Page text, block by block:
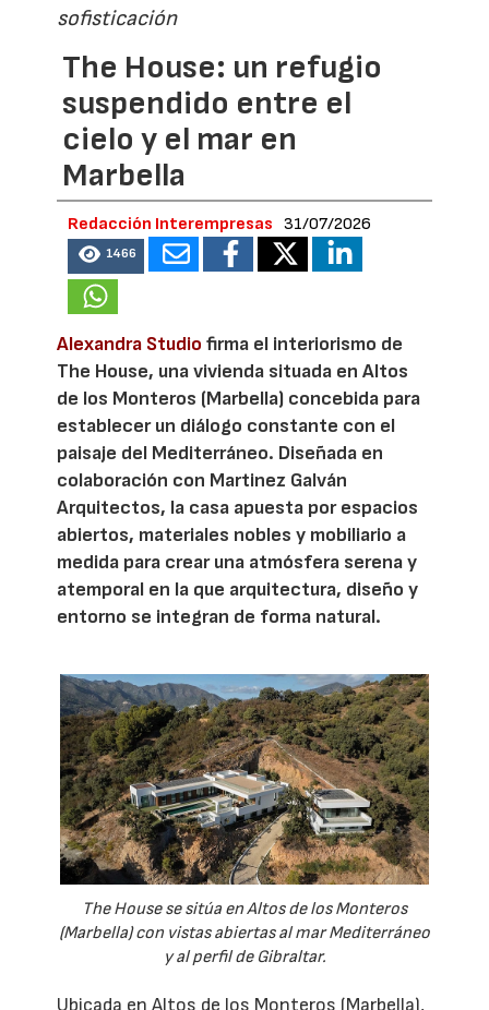
sofisticación
The House: un refugio
suspendido entre el
cielo y el mar en
Marbella
Redacción Interempresas 31/07/2026
1466
Alexandra Studio firma el interiorismo de
The House, una vivienda situada en Altos
de los Monteros (Marbella) concebida para
establecer un diálogo constante con el
paisaje del Mediterráneo. Diseñada en
colaboración con Martinez Galván
Arquitectos, la casa apuesta por espacios
abiertos, materiales nobles y mobiliario a
medida para crear una atmósfera serena y
atemporal en la que arquitectura, diseño y
entorno se integran de forma natural.
The House se sitúa en Altos de los Monteros
(Marbella) con vistas abiertas al mar Mediterráneo
y al perfil de Gibraltar.
Ubicada en Altos de los Monteros (Marbella),